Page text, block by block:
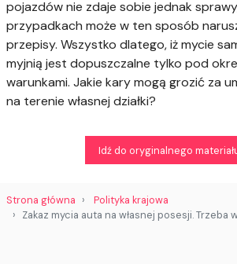
pojazdów nie zdaje sobie jednak
przypadkach może w ten sposób
przepisy. Wszystko dlatego, iż mycie
myjnią jest dopuszczalne tylko pod
warunkami. Jakie kary mogą grozić za
na terenie własnej działki?
Idź do oryginalnego
Strona główna
Polityka krajowa
Zakaz mycia auta na własnej posesji. Trzeba